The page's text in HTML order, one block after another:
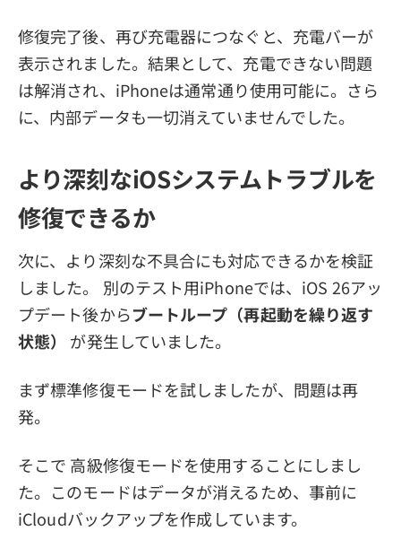
修復完了後、再び充電器につなぐと、充電バーが
表示されました。結果として、充電できない問題
は解消され、iPhoneは通常通り使用可能に。さら
に、内部データも一切消えていませんでした。
より深刻なiOSシステムトラブルを
修復できるか
次に、より深刻な不具合にも対応できるかを検証
しました。 別のテスト用iPhoneでは、iOS 26アッ
プデート後からブートループ（再起動を繰り返す
状態）
が発生していました。
まず標準修復モードを試しましたが、問題は再
発。
そこで 高級修復モードを使用することにしまし
た。このモードはデータが消えるため、事前に
iCloudバックアップを作成しています。